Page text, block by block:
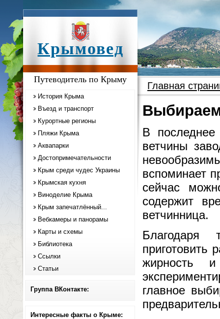
Крымовед
Путеводитель по Крыму
История Крыма
Въезд и транспорт
Курортные регионы
Пляжи Крыма
Аквапарки
Достопримечательности
Крым среди чудес Украины
Крымская кухня
Виноделие Крыма
Крым запечатлённый...
Вебкамеры и панорамы
Карты и схемы
Библиотека
Ссылки
Статьи
Группа ВКонтакте:
Интересные факты о Крыме:
Главная
В
ветчины
вспоминает
сейчас
содержит
ветчинница.
Благодаря
жирность
главное